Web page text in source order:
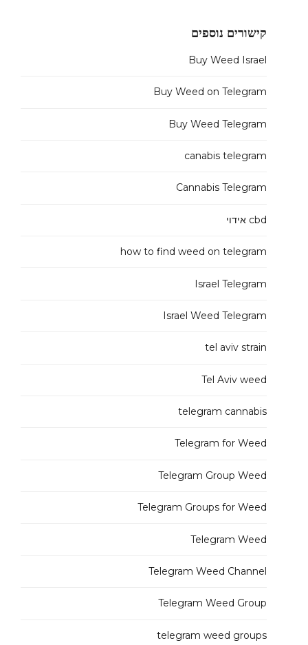
קישורים נוספים
Buy Weed Israel
Buy Weed on Telegram
Buy Weed Telegram
canabis telegram
Cannabis Telegram
cbd אידוי
how to find weed on telegram
Israel Telegram
Israel Weed Telegram
tel aviv strain
Tel Aviv weed
telegram cannabis
Telegram for Weed
Telegram Group Weed
Telegram Groups for Weed
Telegram Weed
Telegram Weed Channel
Telegram Weed Group
telegram weed groups